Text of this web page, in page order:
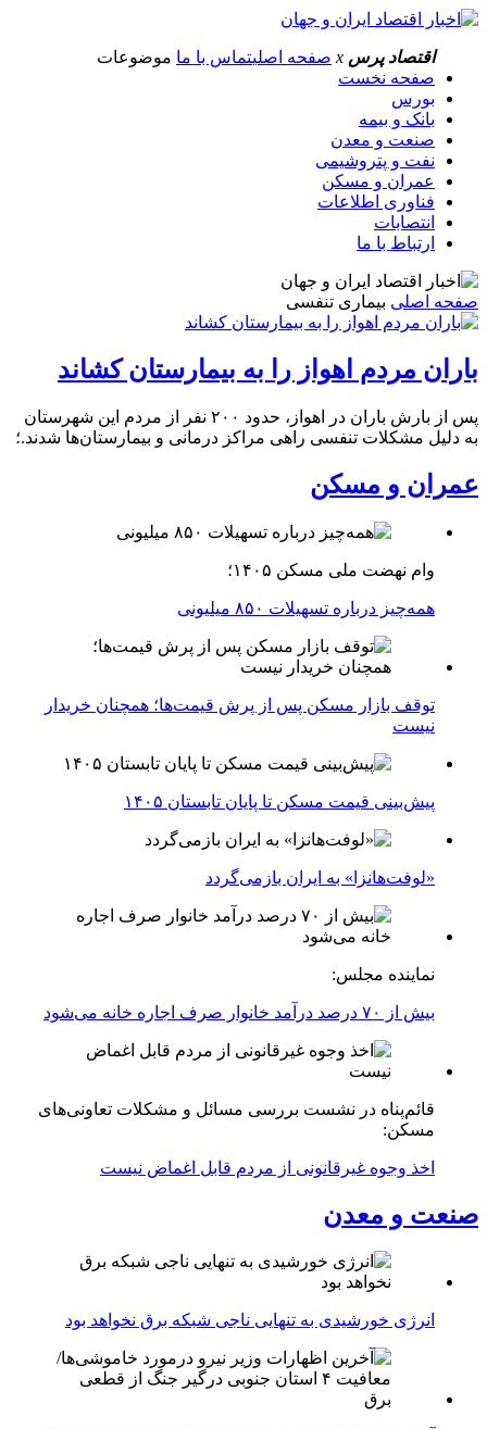
اقتصاد پرس x صفحه اصلیتماس با ما موضوعات
صفحه نخست
بورس
بانک و بیمه
صنعت و معدن
نفت و پتروشیمی
عمران و مسکن
فناوری اطلاعات
انتصابات
ارتباط با ما
صفحه اصلی بیماری تنفسی
باران مردم اهواز را به بیمارستان کشاند
پس از بارش باران در اهواز، حدود ۲۰۰ نفر از مردم این شهرستان
به دلیل مشکلات تنفسی راهی مراکز درمانی و بیمارستان‌ها شدند.؛
عمران و مسکن
وام نهضت ملی مسکن ۱۴۰۵؛
همه‌چیز درباره تسهیلات ۸۵۰ میلیونی
توقف بازار مسکن پس از پرش قیمت‌ها؛ همچنان خریدار
نیست
پیش‌بینی قیمت مسکن تا پایان تابستان ۱۴۰۵
«لوفت‌هانزا» به ایران بازمی‌گردد
نماینده مجلس:
بیش از ۷۰ درصد درآمد خانوار صرف اجاره خانه می‌شود
قائم‌پناه در نشست بررسی مسائل و مشکلات تعاونی‌های
مسکن:
اخذ وجوه غیرقانونی از مردم قابل اغماض نیست
صنعت و معدن
انرژی خورشیدی به تنهایی ناجی شبکه برق نخواهد بود